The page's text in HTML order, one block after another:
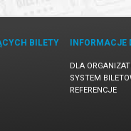
BILETY
DLA
SYSTEM
REFERENCJE